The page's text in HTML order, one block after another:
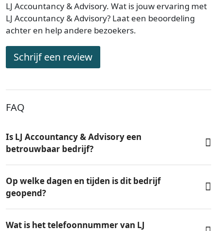
LJ Accountancy & Advisory. Wat is jouw ervaring met
LJ Accountancy & Advisory? Laat een beoordeling
achter en help andere bezoekers.
Schrijf een review
FAQ
Is LJ Accountancy & Advisory een
betrouwbaar bedrijf?
Op welke dagen en tijden is dit bedrijf
geopend?
Wat is het telefoonnummer van LJ